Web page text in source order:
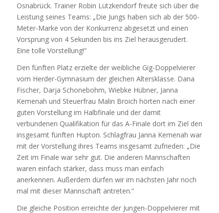
Osnabrück. Trainer Robin Lützkendorf freute sich über die
Leistung seines Teams: „Die Jungs haben sich ab der 500-
Meter-Marke von der Konkurrenz abgesetzt und einen
Vorsprung von 4 Sekunden bis ins Ziel herausgerudert.
Eine tolle Vorstellung!“
Den fünften Platz erzielte der weibliche Gig-Doppelvierer
vom Herder-Gymnasium der gleichen Altersklasse. Dana
Fischer, Darja Schonebohm, Wiebke Hübner, Janna
Kemenah und Steuerfrau Malin Broich hörten nach einer
guten Vorstellung im Halbfinale und der damit
verbundenen Qualifikation für das A-Finale dort im Ziel den
insgesamt fünften Hupton. Schlagfrau Janna Kemenah war
mit der Vorstellung ihres Teams insgesamt zufrieden: „Die
Zeit im Finale war sehr gut. Die anderen Mannschaften
waren einfach stärker, dass muss man einfach
anerkennen. Außerdem dürfen wir im nächsten Jahr noch
mal mit dieser Mannschaft antreten.“
Die gleiche Position erreichte der Jungen-Doppelvierer mit